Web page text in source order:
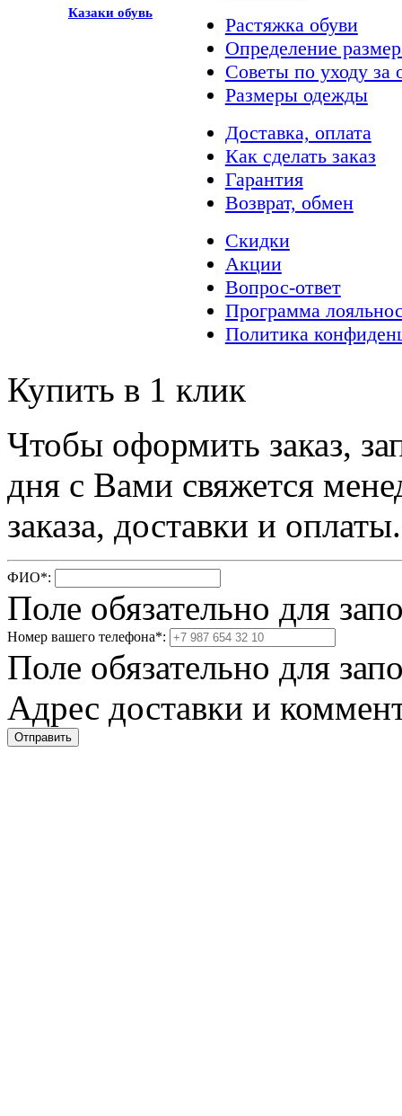
Казаки обувь
Растяжка обуви
Определение
Советы по уходу за
Размеры одежды
Доставка, оплата
Как сделать заказ
Гарантия
Возврат, обмен
Скидки
Акции
Вопрос-ответ
Программа
Политика
Купить в 1 клик
Чтобы оформить заказ,
дня с Вами свяжется
заказа, доставки и оплаты.
ФИО*:
Поле обязательно для
Номер вашего телефона*:
Поле обязательно для
Адрес доставки и